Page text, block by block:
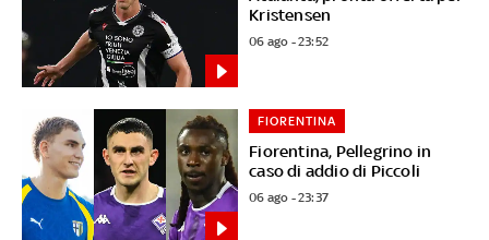
Kristensen
06 ago - 23:52
Fiorentina, Pellegrino in
caso di addio di Piccoli
FIORENTINA
06 ago - 23:37